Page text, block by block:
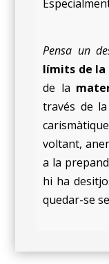
Pensa un
límits de
de la
través de
voltant,
a la
hi ha
quedar-se